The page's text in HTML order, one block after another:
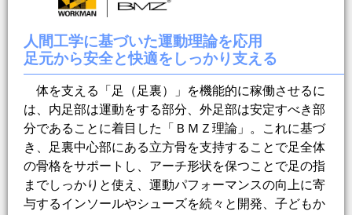
人間工学に基づいた運動理論を応用
足元から安全と快適をしっかり支える
体を支える「足（足裏）」を機能的に稼働させるに
は、内足部は運動をする部分、外足部は安定すべき部
分であることに着目した「ＢＭＺ理論」。これに基づ
き、足裏中心部にある立方骨を支持することで足全体
の骨格をサポートし、アーチ形状を保つことで足の指
までしっかりと使え、運動パフォーマンスの向上に寄
与するインソールやシューズを続々と開発、子どもか